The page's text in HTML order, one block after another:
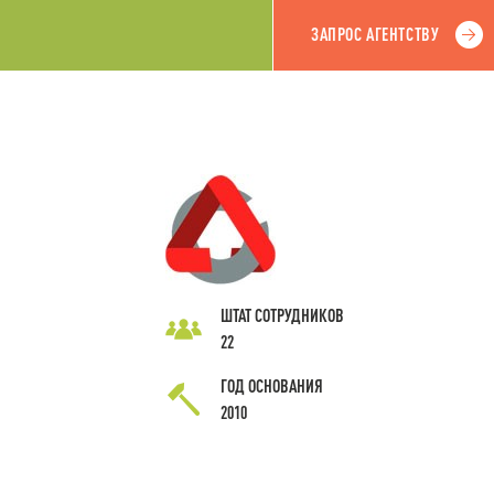
ЗАПРОС АГЕНТСТВУ
ШТАТ СОТРУДНИКОВ
22
ГОД ОСНОВАНИЯ
2010